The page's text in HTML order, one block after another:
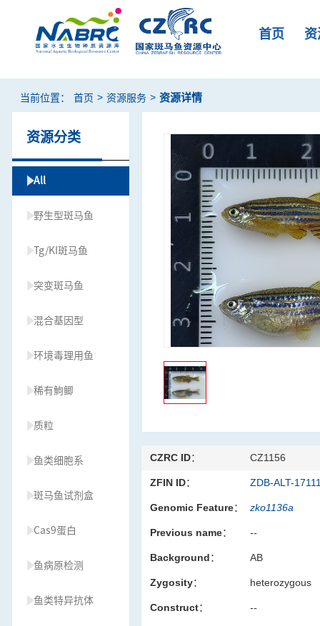
首页
当前位置： 首页 > 资源服务 > 资源详情
资源分类
All
野生型斑马鱼
Tg/KI斑马鱼
突变斑马鱼
混合基因型
环境毒理用鱼
稀有鮈鲫
质粒
鱼类细胞系
斑马鱼试剂盒
Cas9蛋白
鱼病原检测
鱼类特异抗体
CZRC ID： CZ1156
ZFIN ID： ZDB-ALT-
Genomic Feature： zko1136a
Previous name： --
Background： AB
Zygosity： heterozygous
Construct： --